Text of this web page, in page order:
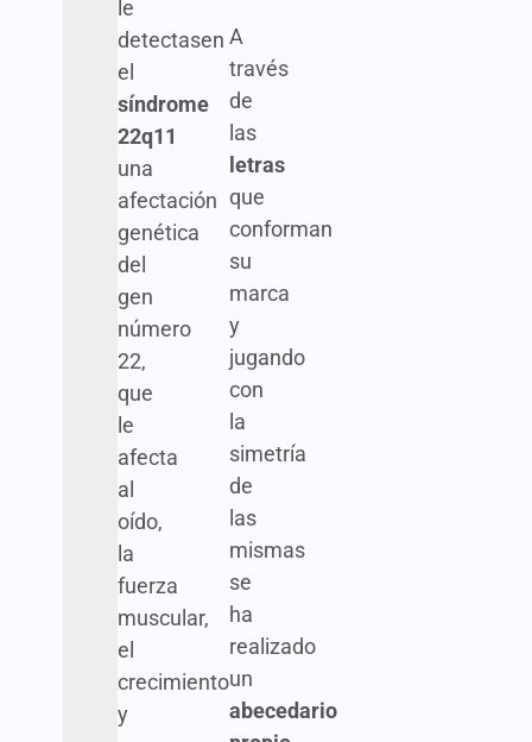
le
detectasen
el
síndrome
22q11
una
afectación
genética
del
gen
número
22,
que
le
afecta
al
oído,
la
fuerza
muscular,
el
crecimiento
y
A
través
de
las
letras
que
conforman
su
marca
y
jugando
con
la
simetría
de
las
mismas
se
ha
realizado
un
abecedario